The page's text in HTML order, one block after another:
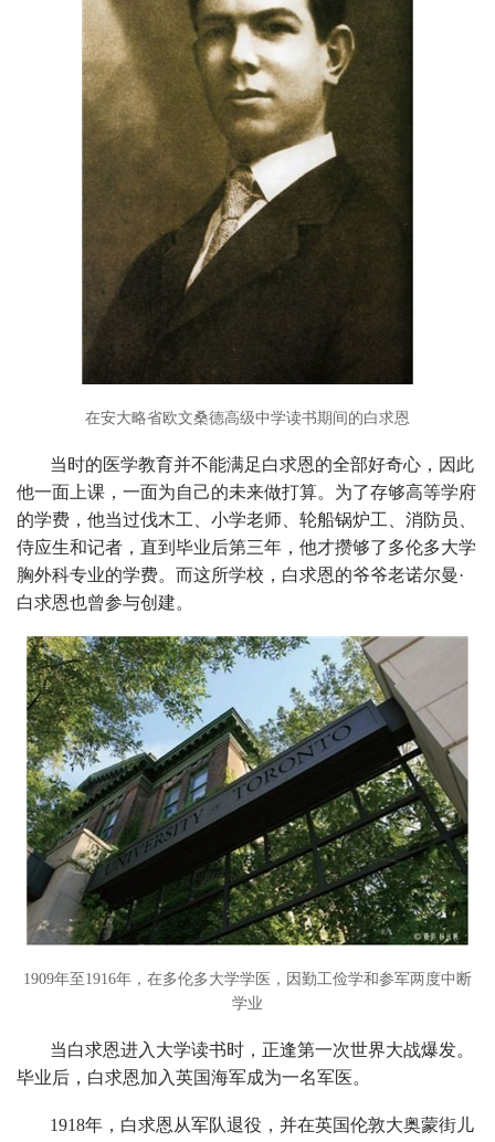
在安大略省欧文桑德高级中学读书期间的白求恩
当时的医学教育并不能满足白求恩的全部好奇心，因此
他一面上课，一面为自己的未来做打算。为了存够高等学府
的学费，他当过伐木工、小学老师、轮船锅炉工、消防员、
侍应生和记者，直到毕业后第三年，他才攒够了多伦多大学
胸外科专业的学费。而这所学校，白求恩的爷爷老诺尔曼·
白求恩也曾参与创建。
1909年至1916年，在多伦多大学学医，因勤工俭学和参军两度中断
学业
当白求恩进入大学读书时，正逢第一次世界大战爆发。
毕业后，白求恩加入英国海军成为一名军医。
1918年，白求恩从军队退役，并在英国伦敦大奥蒙街儿